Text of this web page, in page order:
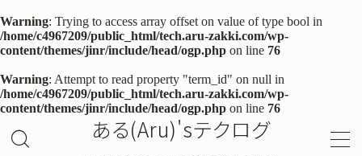
Warning: Trying to access array offset on value of type bool in
/home/c4967209/public_html/tech.aru-zakki.com/wp-
content/themes/jinr/include/head/ogp.php on line 76
Warning: Attempt to read property "term_id" on null in
/home/c4967209/public_html/tech.aru-zakki.com/wp-
content/themes/jinr/include/head/ogp.php on line 76
ある(Aru)'sテクログ
MENU
TOP